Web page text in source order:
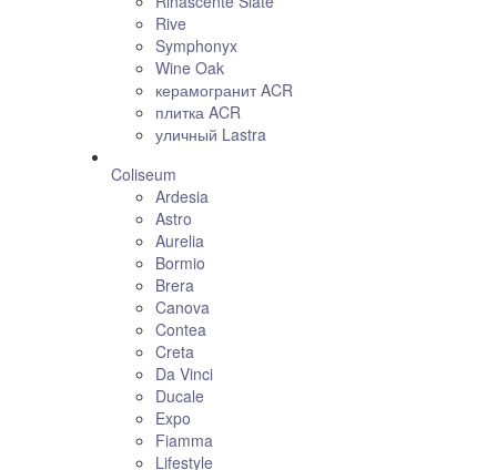
Rive
Symphonyx
Wine Oak
керамогранит ACR
плитка ACR
уличный Lastra
Coliseum
Ardesia
Astro
Aurelia
Bormio
Brera
Canova
Contea
Creta
Da Vinci
Ducale
Expo
Fiamma
Lifestyle